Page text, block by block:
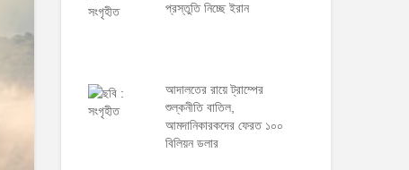
প্রস্তুতি নিচ্ছে ইরান
আদালতের রায়ে ট্রাম্পের
শুল্কনীতি বাতিল,
আমদানিকারকদের ফেরত ১০০
বিলিয়ন ডলার